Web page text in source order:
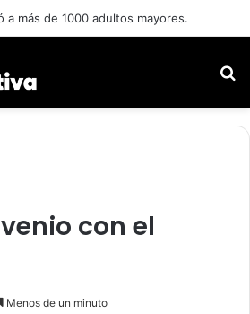
a más de 1000 adultos mayores.
con el
Menos de un minuto